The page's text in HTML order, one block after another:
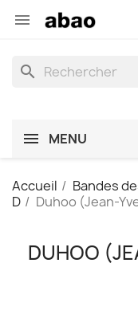

search
MENU
Accueil Bandes
D
Duhoo (Jean-
DUHOO